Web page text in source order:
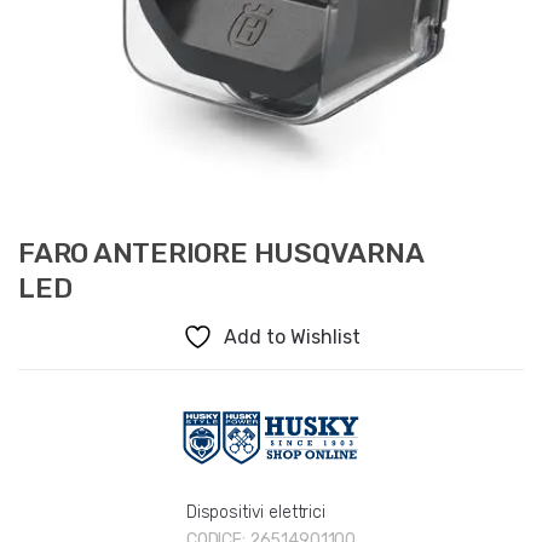
FARO ANTERIORE HUSQVARNA
LED
Add to Wishlist
Dispositivi elettrici